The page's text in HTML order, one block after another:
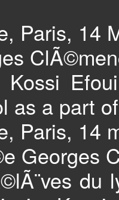
Paris, 14
Kossi
as a part
Paris, 14
Georges
du